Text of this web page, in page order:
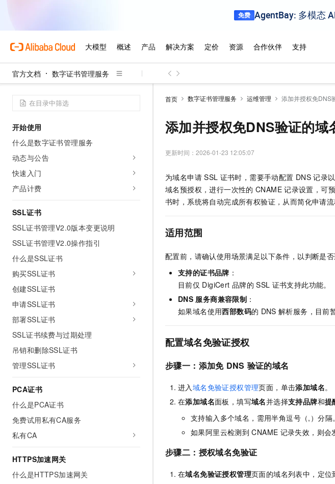
官方文档 数字证书管理服务
开始使用
什么是数字证书管理服务
动态与公告
快速入门
产品计费
SSL证书
SSL证书管理V2.0版本变更说明
SSL证书管理V2.0操作指引
什么是SSL证书
购买SSL证书
创建SSL证书
申请SSL证书
部署SSL证书
SSL证书续费与过期处理
吊销和删除SSL证书
管理SSL证书
PCA证书
什么是PCA证书
免费试用私有CA服务
私有CA
HTTPS加速网关
什么是HTTPS加速网关
首页 数字证书管理服务 运维管理 添加并授权免DNS
添加并授权免DNS验证的域
更新时间： 2026-01-23 12:05:07
为域名申请 SSL 证书时，需要手动配置 DNS 记录
域名预授权，进行一次性的 CNAME 记录设置，可
书时，系统将自动完成所有权验证，从而简化申请流
适用范围
配置前，请确认使用场景满足以下条件，以判断是否
支持的证书品牌 ：
目前仅 DigiCert 品牌的 SSL 证书支持此功能。
DNS 服务商兼容限制 ：
如果域名使用西部数码的 DNS 解析服务，目前
配置域名免验证授权
步骤一：添加免 DNS 验证的域名
进入 域名免验证授权管理页面，单击添加域名。
在添加域名面板，填写域名并选择支持品牌和提
支持输入多个域名，需用半角逗号（,）分隔
如果阿里云检测到 CNAME 记录失效，则会
步骤二：授权域名免验证
在域名免验证授权管理页面的域名列表中，定位